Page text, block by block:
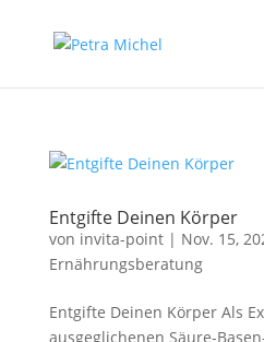
Entgifte Deinen Körper
von invita-point| Nov. 15,
Ernährungsberatung
Entgifte Deinen Körper Als
ausgeglichenen Säure-